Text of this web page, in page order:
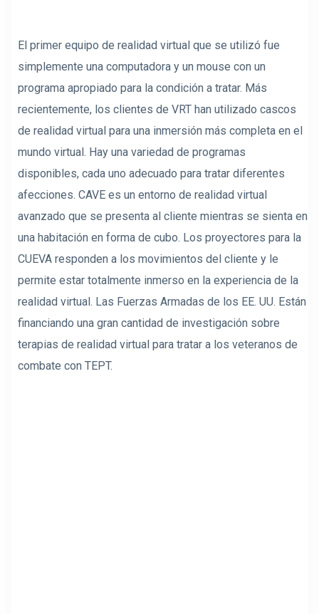
El primer equipo de realidad virtual que se utilizó fue
simplemente una computadora y un mouse con un
programa apropiado para la condición a tratar. Más
recientemente, los clientes de VRT han utilizado cascos
de realidad virtual para una inmersión más completa en el
mundo virtual. Hay una variedad de programas
disponibles, cada uno adecuado para tratar diferentes
afecciones. CAVE es un entorno de realidad virtual
avanzado que se presenta al cliente mientras se sienta en
una habitación en forma de cubo. Los proyectores para la
CUEVA responden a los movimientos del cliente y le
permite estar totalmente inmerso en la experiencia de la
realidad virtual. Las Fuerzas Armadas de los EE. UU. Están
financiando una gran cantidad de investigación sobre
terapias de realidad virtual para tratar a los veteranos de
combate con TEPT.